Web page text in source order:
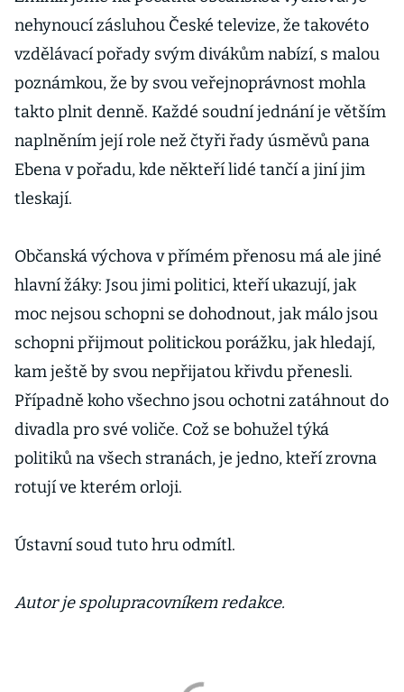
nehynoucí zásluhou České televize, že takovéto
vzdělávací pořady svým divákům nabízí, s malou
poznámkou, že by svou veřejnoprávnost mohla
takto plnit denně. Každé soudní jednání je větším
naplněním její role než čtyři řady úsměvů pana
Ebena v pořadu, kde někteří lidé tančí a jiní jim
tleskají.
Občanská výchova v přímém přenosu má ale jiné
hlavní žáky: Jsou jimi politici, kteří ukazují, jak
moc nejsou schopni se dohodnout, jak málo jsou
schopni přijmout politickou porážku, jak hledají,
kam ještě by svou nepřijatou křivdu přenesli.
Případně koho všechno jsou ochotni zatáhnout do
divadla pro své voliče. Což se bohužel týká
politiků na všech stranách, je jedno, kteří zrovna
rotují ve kterém orloji.
Ústavní soud tuto hru odmítl.
Autor je spolupracovníkem redakce.